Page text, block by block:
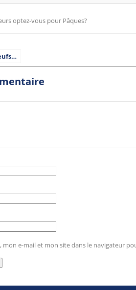
optez-vous pour Pâques?
mon e-mail et mon site dans le navigateur